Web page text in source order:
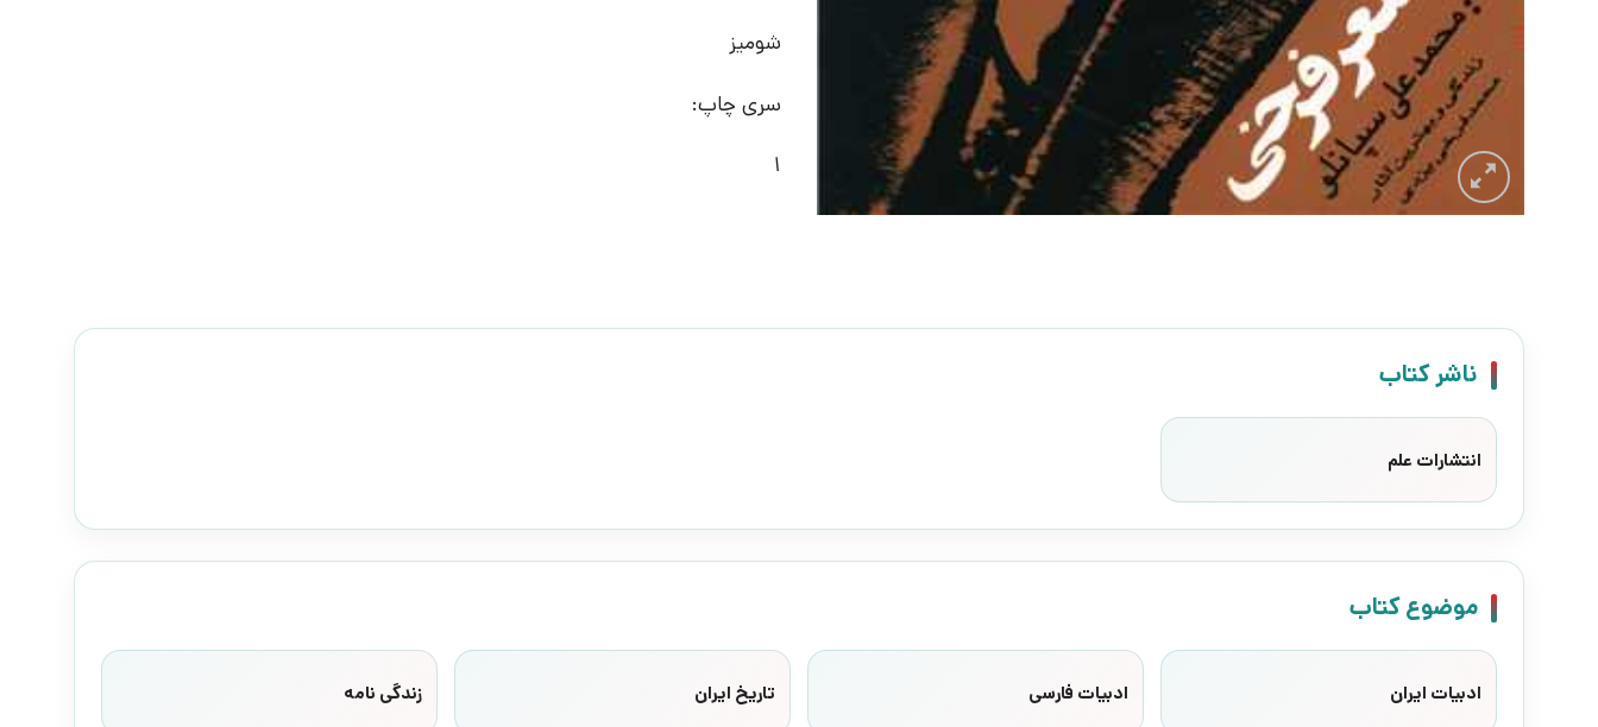
شومیز
سری چاپ:
1
ناشر کتاب
انتشارات علم
موضوع کتاب
ادبیات ایران ادبیات فارسی تاریخ ایران زندگی نامه